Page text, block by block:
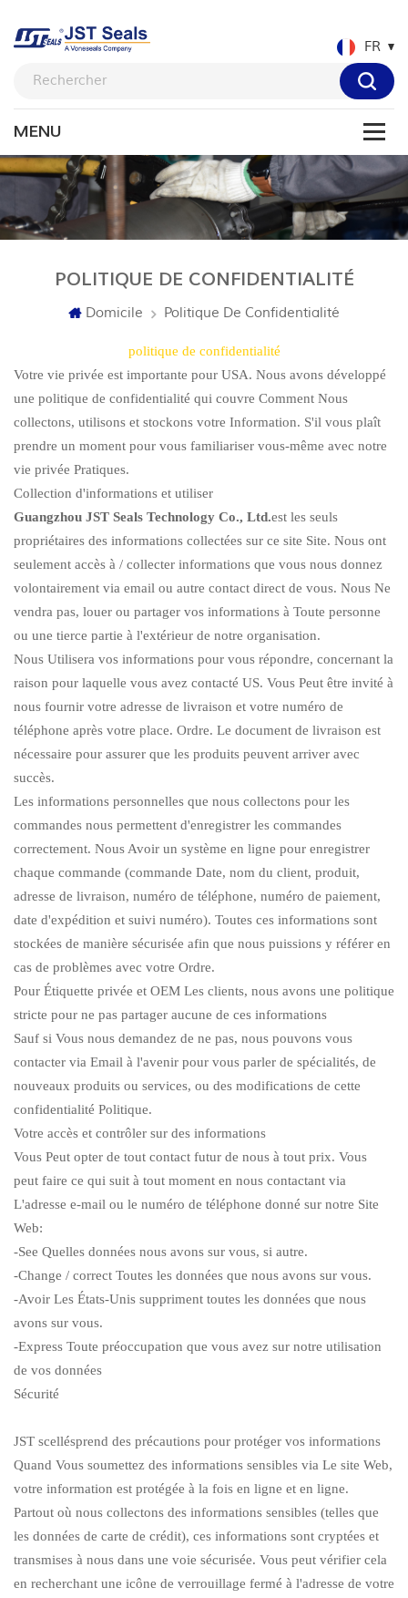
FR
POLITIQUE DE CONFIDENTIALITÉ
Domicile Politique De Confidentialité
politique de confidentialité
Votre vie privée est importante pour USA. Nous avons développé
une politique de confidentialité qui couvre Comment Nous
collectons, utilisons et stockons votre Information. S'il vous plaît
prendre un moment pour vous familiariser vous-même avec notre
vie privée Pratiques.
Collection d'informations et utiliser
Guangzhou JST Seals Technology Co., Ltd.est les seuls
propriétaires des informations collectées sur ce site Site. Nous ont
seulement accès à / collecter informations que vous nous donnez
volontairement via email ou autre contact direct de vous. Nous Ne
vendra pas, louer ou partager vos informations à Toute personne
ou une tierce partie à l'extérieur de notre organisation.
Nous Utilisera vos informations pour vous répondre, concernant la
raison pour laquelle vous avez contacté US. Vous Peut être invité à
nous fournir votre adresse de livraison et votre numéro de
téléphone après votre place. Ordre. Le document de livraison est
nécessaire pour assurer que les produits peuvent arriver avec
succès.
Les informations personnelles que nous collectons pour les
commandes nous permettent d'enregistrer les commandes
correctement. Nous Avoir un système en ligne pour enregistrer
chaque commande (commande Date, nom du client, produit,
adresse de livraison, numéro de téléphone, numéro de paiement,
date d'expédition et suivi numéro). Toutes ces informations sont
stockées de manière sécurisée afin que nous puissions y référer en
cas de problèmes avec votre Ordre.
Pour Étiquette privée et OEM Les clients, nous avons une politique
stricte pour ne pas partager aucune de ces informations
Sauf si Vous nous demandez de ne pas, nous pouvons vous
contacter via Email à l'avenir pour vous parler de spécialités, de
nouveaux produits ou services, ou des modifications de cette
confidentialité Politique.
Votre accès et contrôler sur des informations
Vous Peut opter de tout contact futur de nous à tout prix. Vous
peut faire ce qui suit à tout moment en nous contactant via
L'adresse e-mail ou le numéro de téléphone donné sur notre Site
Web:
-See Quelles données nous avons sur vous, si autre.
-Change / correct Toutes les données que nous avons sur vous.
-Avoir Les États-Unis suppriment toutes les données que nous
avons sur vous.
-Express Toute préoccupation que vous avez sur notre utilisation
de vos données
Sécurité
JST scellésprend des précautions pour protéger vos informations
Quand Vous soumettez des informations sensibles via Le site Web,
votre information est protégée à la fois en ligne et en ligne.
Partout où nous collectons des informations sensibles (telles que
les données de carte de crédit), ces informations sont cryptées et
transmises à nous dans une voie sécurisée. Vous peut vérifier cela
en recherchant une icône de verrouillage fermé à l'adresse de votre